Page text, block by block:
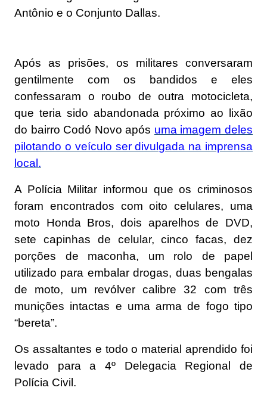
Antônio e o Conjunto Dallas.
Após as prisões, os militares conversaram
gentilmente com os bandidos e eles
confessaram o roubo de outra motocicleta,
que teria sido abandonada próximo ao lixão
do bairro Codó Novo após uma imagem deles
pilotando o veículo ser divulgada na imprensa
local.
A Polícia Militar informou que os criminosos
foram encontrados com oito celulares, uma
moto Honda Bros, dois aparelhos de DVD,
sete capinhas de celular, cinco facas, dez
porções de maconha, um rolo de papel
utilizado para embalar drogas, duas bengalas
de moto, um revólver calibre 32 com três
munições intactas e uma arma de fogo tipo
“bereta”.
Os assaltantes e todo o material aprendido foi
levado para a 4º Delegacia Regional de
Polícia Civil.